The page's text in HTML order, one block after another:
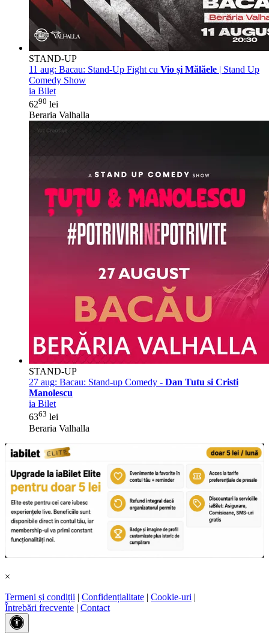
STAND-UP
11 aug: Bacau: Stand-Up Fight cu Vio și Mălăele | Stand Up
Comedy Show
ia Bilet
6290 lei
Beraria Valhalla
STAND-UP
27 aug: Bacau: Stand-up Comedy - Dan Tutu si Cristi
Manolescu
ia Bilet
6363 lei
Beraria Valhalla
×
Termeni și condiții | Confidențialitate | Cookie-uri |
Întrebări frecvente | Contact